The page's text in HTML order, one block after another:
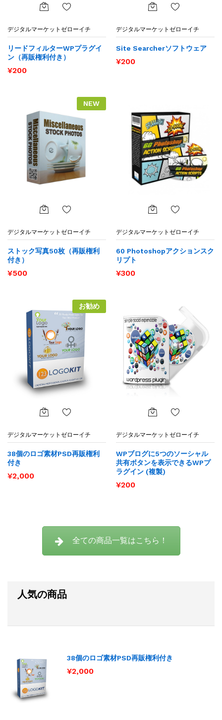
に入
追加
デジタルマーケットゼローイチ
リードフィルターWPプラグイ
ン（再販権利付き）
¥200
に入
追加
デジタルマーケットゼローイチ
Site Searcherソフトウェア
¥200
NEW
に入
追加
デジタルマーケットゼローイチ
ストック写真50枚（再販権利
付き）
¥500
に入
追加
デジタルマーケットゼローイチ
60 Photoshopアクションスク
リプト
¥300
お勧め
に入
追加
デジタルマーケットゼローイチ
38個のロゴ素材PSD再販権利
付き
¥2,000
に入
追加
デジタルマーケットゼローイチ
WPブログに5つのソーシャル
共有ボタンを表示できるWPプ
ラグイン (複製)
¥200
全ての商品一覧はこちら！
人気の商品
38個のロゴ素材PSD再販権利付き
¥2,000